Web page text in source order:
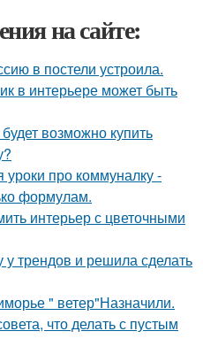
на сайте:
в постели устроила.
в интерьере может быть
возможно купить
уроки про коммуналку -
формулам.
интерьер с цветочными
трендов и решила сделать
" ветер"Назначили.
что делать с пустым